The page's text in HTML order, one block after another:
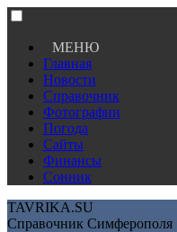
МЕНЮ
Главная
Новости
Справочник
Фотографии
Погода
Сайты
Финансы
Сонник
TAVRIKA.SU
Справочник Симферополя